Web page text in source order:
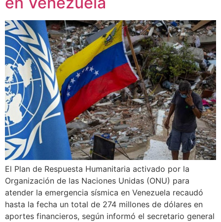
El Plan de Respuesta Humanitaria activado por la
Organización de las Naciones Unidas (ONU) para
atender la emergencia sísmica en Venezuela recaudó
hasta la fecha un total de 274 millones de dólares en
aportes financieros, según informó el secretario general